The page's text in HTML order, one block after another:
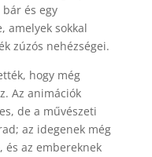
és egy
amelyek sokkal
zúzós nehézségei.
hogy még
Az animációk
de a művészeti
az idegenek még
és az embereknek